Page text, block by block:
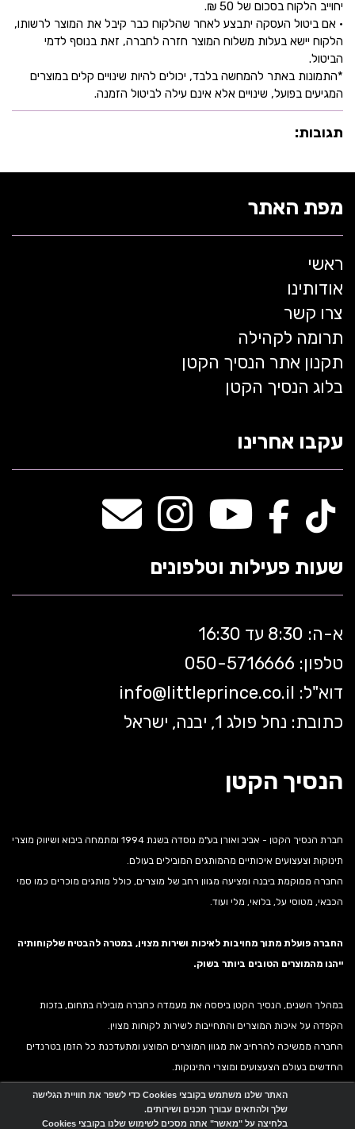
יחוייב הלקוח בסכום של 50 ₪.
• אם ביטול העסקה יתבצע לאחר שהלקוח כבר קיבל את המוצר לרשותו,
הלקוח יישא בעלות משלוח המוצר חזרה לחברה, זאת בנוסף לדמי
הביטול.
*התמונות באתר להמחשה בלבד, יכולים להיות שינויים קלים במוצרים
המגיעים בפועל, שינויים אלא אינם עילה לביטול הזמנה.
תגובות:
מפת האתר
ראשי
אודותינו
צרו קשר
תרומה לקהילה
תקנון אתר הנסיך הקטן
בלוג הנסיך הקטן
עקבו אחרינו
שעות פעילות וטלפונים
א-ה: 8:30 עד 16:30
טלפון: 050-5 716666
דוא"ל:
info@littleprince.co.il
כתובת: נחל פולג 1, יבנה, ישראל
הנסיך הקטן
חברת הנסיך הקטן - אביב ואורן בע"מ נוסדה בשנת 1994 ומתמחה ביבוא ושיווק מוצרי
תינוקות וצעצועים איכותיים מהמותגים המובילים בעולם.
החברה ממוקמת ביבנה ומציעה מגוון רחב של מוצרים, כולל מותגים מוכרים כמו סמי
הכבאי, מטוסי על, בלואי, מלי ועוד.
החברה פועלת מתוך מחויבות לאיכות ושירות מצוין, במטרה להבטיח שלקוחותיה
ייהנו מהמוצרים הטובים ביותר בשוק.
במהלך השנים, הנסיך הקטן ביססה את מעמדה כחברה מובילה בתחום, בזכות
הקפדה על איכות המוצרים והתחייבות לשירות לקוחות מצוין.
החברה ממשיכה להרחיב את מגוון המוצרים המוצע ומתעדכנת כל הזמן בטרנדים
החדשים בעולם הצעצועים ומוצרי התינוקות.
אתר זה מופעל באמצעותWobily
האתר שלנו משתמש בקובצי Cookies כדי לשפר את חוויית הגלישה
שלך ולהתאים עבורך תכנים ושירותים.
בלחיצה על "מאשר" אתה מסכים לשימוש שלנו בקובצי Cookies